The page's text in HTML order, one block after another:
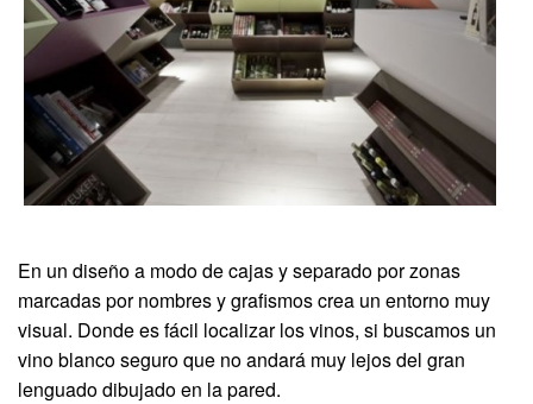
En un diseño a modo de cajas y separado por zonas
marcadas por nombres y grafismos crea un entorno muy
visual. Donde es fácil localizar los vinos, si buscamos un
vino blanco seguro que no andará muy lejos del gran
lenguado dibujado en la pared.